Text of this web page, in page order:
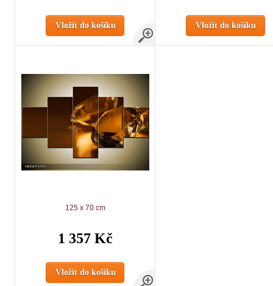
Vložit do košíku Vložit do košíku
125 x 70 cm
1 357 Kč
Vložit do košíku